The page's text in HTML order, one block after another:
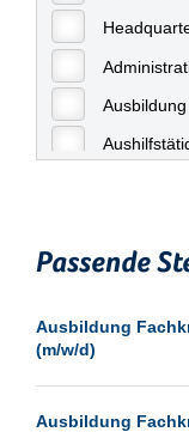
Frankfurt
Freiburg
Fulda
Göppingen
Hamburg
Heilbronn
Sonstiges
Passende
Ausbildung
(m/w/d)
Ausbildung